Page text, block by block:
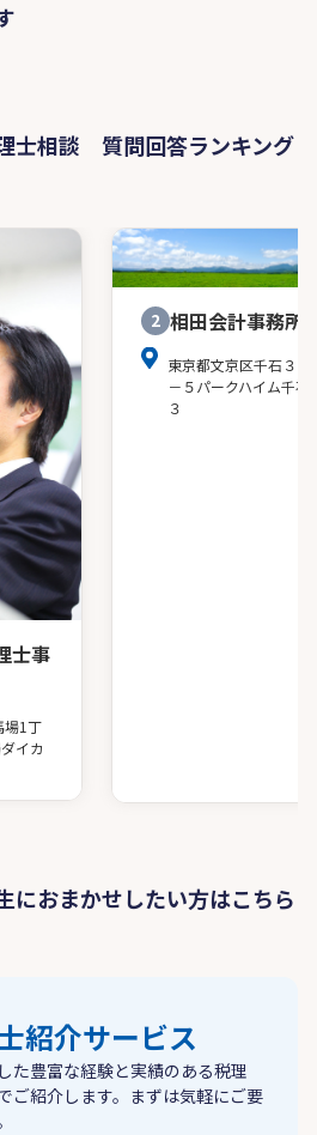
士相談 質問回答ランキング
士事
場1丁
イカ
2 相田会計事務所
東京都文京区千石３－
－５パークハイム千石
３
におまかせしたい方はこちら
紹介サービス
た豊富な経験と実績のある税理
ご紹介します。まずは気軽にご要